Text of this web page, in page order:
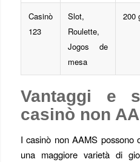
Casinò
123
Slot,
Roulette,
Jogos de
mesa
200
Vantaggi e
casinò non
I casinò non AAMS possono
una maggiore varietà di